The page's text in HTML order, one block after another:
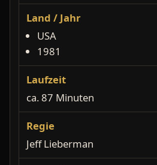
Land / Jahr
USA
1981
Laufzeit
ca. 87 Minuten
Regie
Jeff Lieberman